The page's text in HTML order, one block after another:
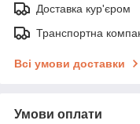
Доставка кур'єром
Транспортна
Всі умови доставки
Умови оплати